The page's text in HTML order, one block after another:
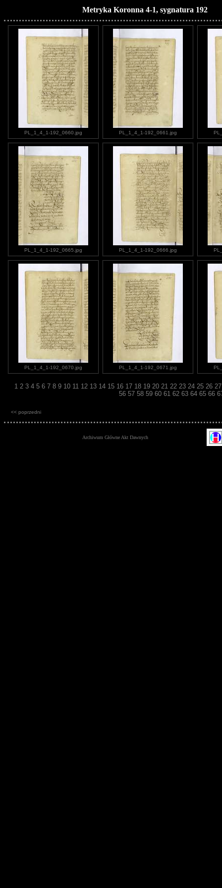
Metryka Koronna 4-1, sygnatura 192
PL_1_4_1-192_0660.jpg PL_1_4_1-192_0661.jpg
PL_1_4_1-192_0665.jpg PL_1_4_1-192_0666.jpg
PL_1_4_1-192_0670.jpg PL_1_4_1-192_0671.jpg
1 2 3 4 5 6 7 8 9 10 11 12 13 14 15 16 17 18 19 20 21 22 23 24 25 26
56 57 58 59 60 61 62 63 64 65 66
<< poprzedni
Archiwum Główne Akt Dawnych